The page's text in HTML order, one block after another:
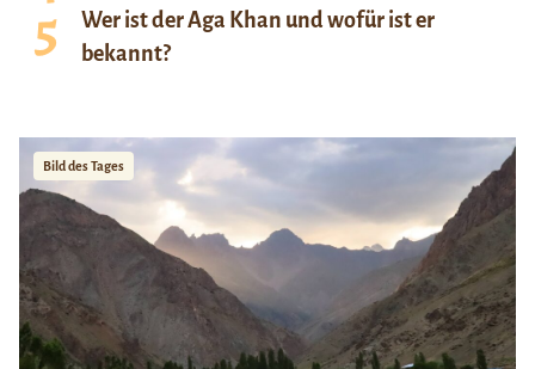
Wer ist der Aga Khan und wofür ist er
bekannt?
Bild des Tages